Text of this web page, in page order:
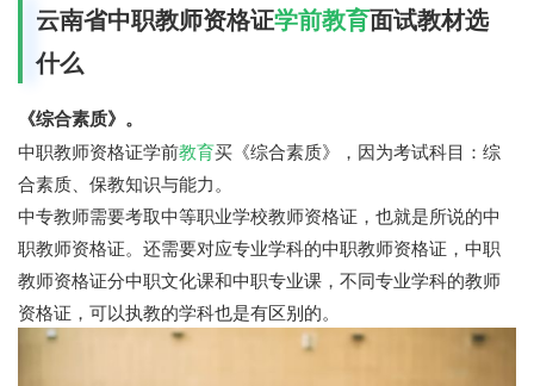
云南省中职教师资格证学前教育面试教材选
什么
《综合素质》。
中职教师资格证学前教育买《综合素质》，因为考试科目：综
合素质、保教知识与能力。
中专教师需要考取中等职业学校教师资格证，也就是所说的中
职教师资格证。还需要对应专业学科的中职教师资格证，中职
教师资格证分中职文化课和中职专业课，不同专业学科的教师
资格证，可以执教的学科也是有区别的。